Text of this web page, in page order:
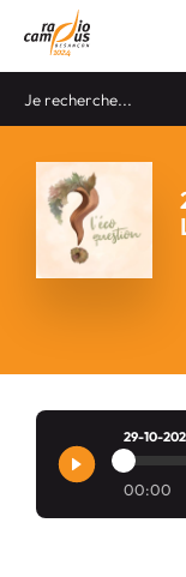
29-10-
00:00